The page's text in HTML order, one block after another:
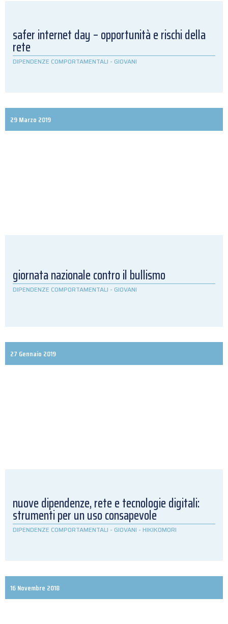
safer internet day – opportunità e rischi della
rete
DIPENDENZE COMPORTAMENTALI - GIOVANI
29 Marzo 2019
giornata nazionale contro il bullismo
DIPENDENZE COMPORTAMENTALI - GIOVANI
27 Gennaio 2019
nuove dipendenze, rete e tecnologie digitali:
strumenti per un uso consapevole
DIPENDENZE COMPORTAMENTALI - GIOVANI - HIKIKOMORI
16 Novembre 2018